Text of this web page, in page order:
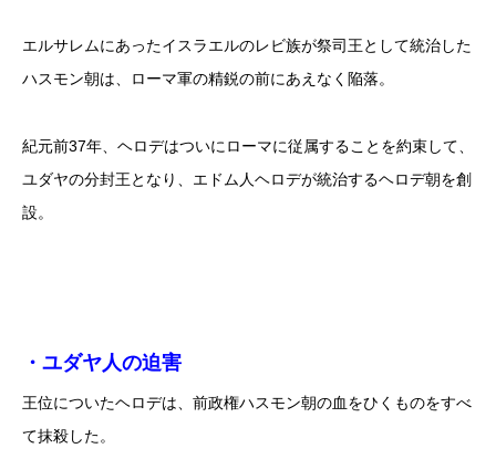
エルサレムにあったイスラエルのレビ族が祭司王として統治した
ハスモン朝は、ローマ軍の精鋭の前にあえなく陥落。
紀元前37年、ヘロデはついにローマに従属することを約束して、
ユダヤの分封王となり、エドム人ヘロデが統治するヘロデ朝を創
設。
・ユダヤ人の迫害
王位についたヘロデは、前政権ハスモン朝の血をひくものをすべ
て抹殺した。